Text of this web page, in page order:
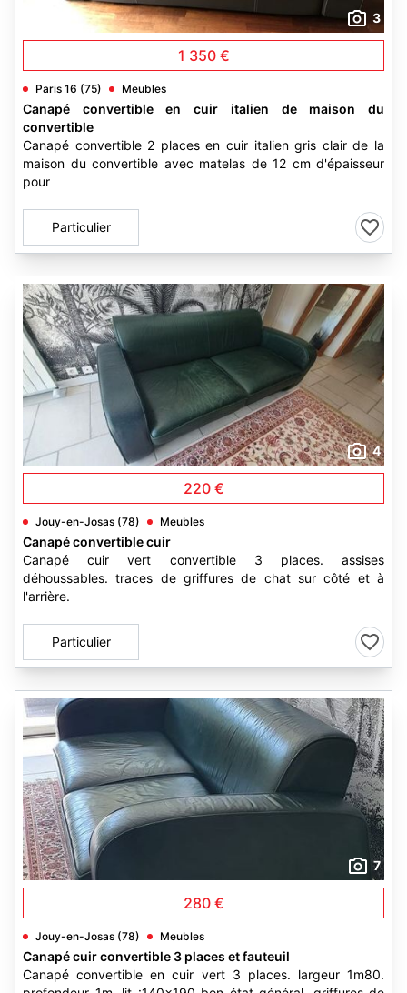
3
1 350 €
Paris 16 (75) Meubles
Canapé convertible en cuir italien de maison du
convertible
Canapé convertible 2 places en cuir italien gris clair de la
maison du convertible avec matelas de 12 cm d'épaisseur
pour
Particulier
4
220 €
Jouy-en-Josas (78) Meubles
Canapé convertible cuir
Canapé cuir vert convertible 3 places. assises
déhoussables. traces de griffures de chat sur côté et à
l'arrière.
Particulier
7
280 €
Jouy-en-Josas (78) Meubles
Canapé cuir convertible 3 places et fauteuil
Canapé convertible en cuir vert 3 places. largeur 1m80.